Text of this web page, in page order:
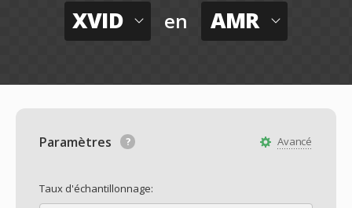
XVID en AMR
Avancé
Paramètres
Taux d'échantillonnage: